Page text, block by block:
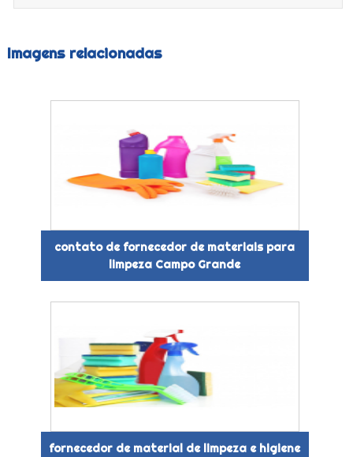
Imagens relacionadas
contato de fornecedor de materiais para
limpeza Campo Grande
fornecedor de material de limpeza e higiene